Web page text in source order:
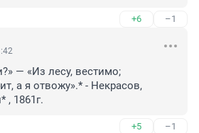
+6 –1
— «Из лесу, вестимо;
а я отвожу».* - Некрасов,
, 1861г.
+5 –1